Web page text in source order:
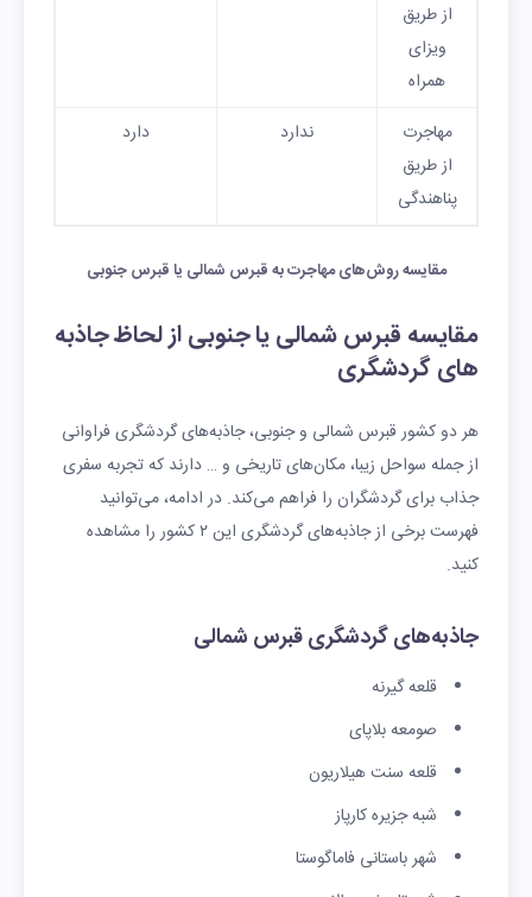
از طریق
ویزای
همراه
مهاجرت
از طریق
پناهندگی
ندارد دارد
مقایسه روش‌های مهاجرت به قبرس شمالی یا قبرس جنوبی
مقایسه قبرس شمالی یا جنوبی از لحاظ جاذبه
های گردشگری
هر دو کشور قبرس شمالی و جنوبی، جاذبه‌های گردشگری فراوانی
از جمله سواحل زیبا، مکان‌های تاریخی و … دارند که تجربه سفری
جذاب برای گردشگران را فراهم می‌کند. در ادامه، می‌توانید
فهرست برخی از جاذبه‌های گردشگری این ۲ کشور را مشاهده
کنید‌‌.
جاذبه‌های گردشگری قبرس شمالی
قلعه گیرنه
صومعه بلاپای
قلعه سنت هیلاریون
شبه جزیره کارپاز
شهر باستانی فاماگوستا